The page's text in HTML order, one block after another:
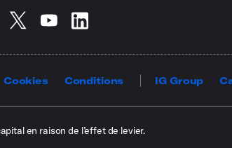
Cookies Conditions IG Group
en raison de l’effet de levier.